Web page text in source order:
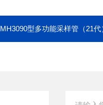
MH3090型多功能采样管（21代